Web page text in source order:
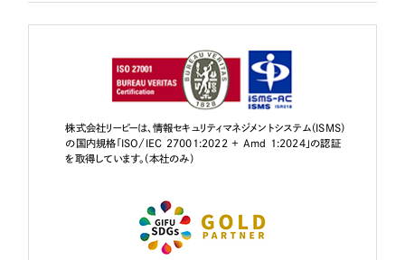
株式会社リーピーは、情報セキュリティマネジメントシステム（ISMS）
の国内規格「ISO/IEC 27001:2022 + Amd 1:2024」の認証
を取得しています。（本社のみ）